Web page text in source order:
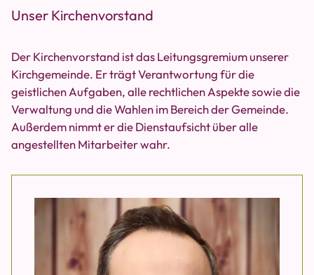
Unser Kirchenvorstand
Der Kirchenvorstand ist das Leitungsgremium unserer
Kirchgemeinde. Er trägt Verantwortung für die
geistlichen Aufgaben, alle rechtlichen Aspekte sowie die
Verwaltung und die Wahlen im Bereich der Gemeinde.
Außerdem nimmt er die Dienstaufsicht über alle
angestellten Mitarbeiter wahr.